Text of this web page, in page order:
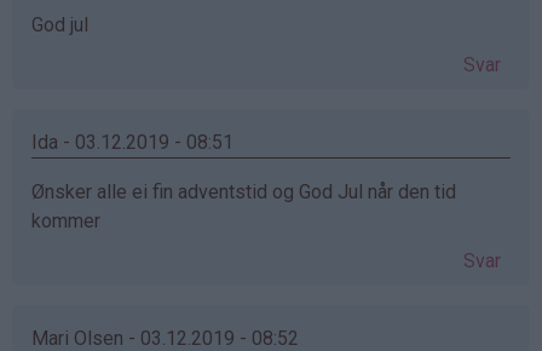
God jul
Svar
Ida - 03.12.2019 - 08:51
Ønsker alle ei fin adventstid og God Jul når den tid
kommer
Svar
Mari Olsen - 03.12.2019 - 08:52